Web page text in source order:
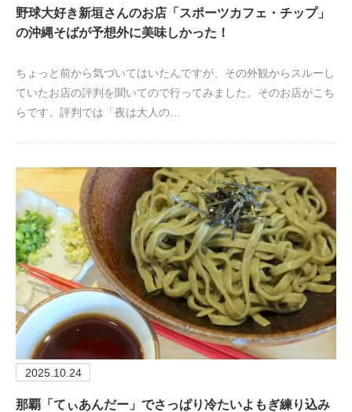
野球大好き新垣さんのお店「スポーツカフェ・チップ」
の沖縄そばが予想外に美味しかった！
ちょっと前から気づいてはいたんですが、その外観からスルーし
ていたお店の評判を聞いてので行ってみました。そのお店がこち
らです。評判では「夜は大人の…
2025.10.24
那覇「てぃあんだー」でさっぱり冷たいよもぎ練り込み